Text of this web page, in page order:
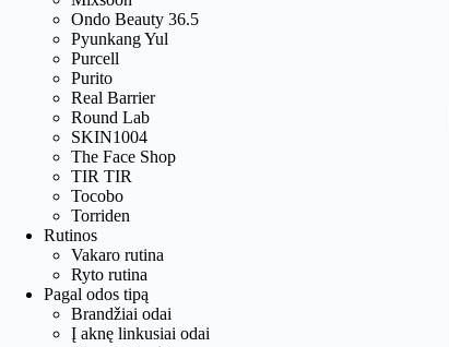
Ondo Beauty 36.5
Pyunkang Yul
Purcell
Purito
Real Barrier
Round Lab
SKIN1004
The Face Shop
TIR TIR
Tocobo
Torriden
Rutinos
Vakaro rutina
Ryto rutina
Pagal odos tipą
Brandžiai odai
Į aknę linkusiai odai